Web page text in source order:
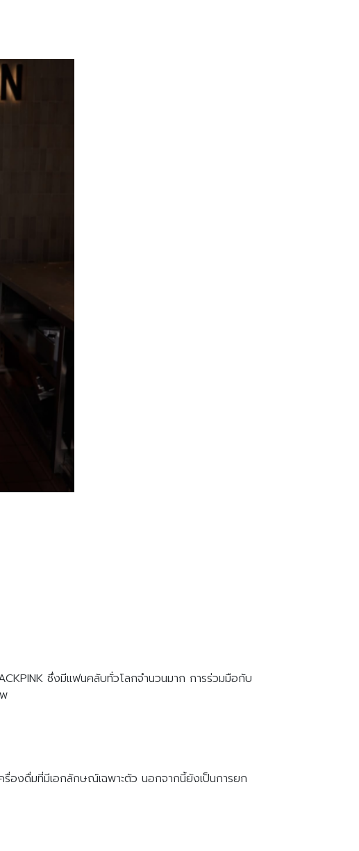
ซึ่งมีแฟนคลับทั่วโลกจำนวนมาก การร่วมมือกับ
รื่องดื่มที่มีเอกลักษณ์เฉพาะตัว นอกจากนี้ยังเป็นการยก